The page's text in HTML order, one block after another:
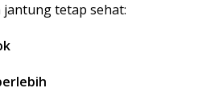
tetap sehat: